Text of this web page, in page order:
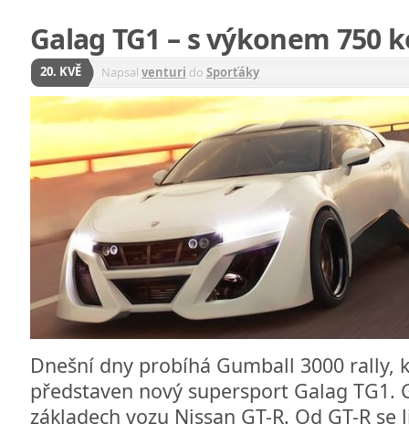
Galag TG1 – s výkonem 750
20. KVĚ Napsal venturi do Sporťáky
Dnešní dny probíhá Gumball 3000 rally,
představen nový supersport Galag TG1.
základech vozu Nissan GT-R. Od GT-R